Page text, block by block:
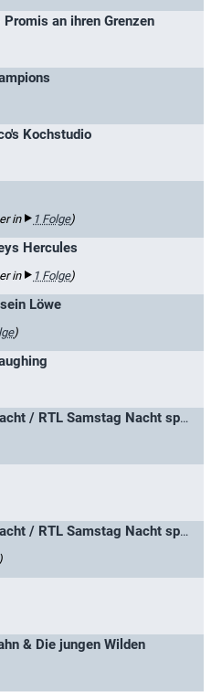
an ihren Grenzen
Kochstudio
in 1 Folge)
Hercules
in 1 Folge)
Löwe
)
RTL Samstag Nacht / RTL Samstag Nacht spezial
RTL Samstag Nacht / RTL Samstag Nacht spezial
& Die jungen Wilden